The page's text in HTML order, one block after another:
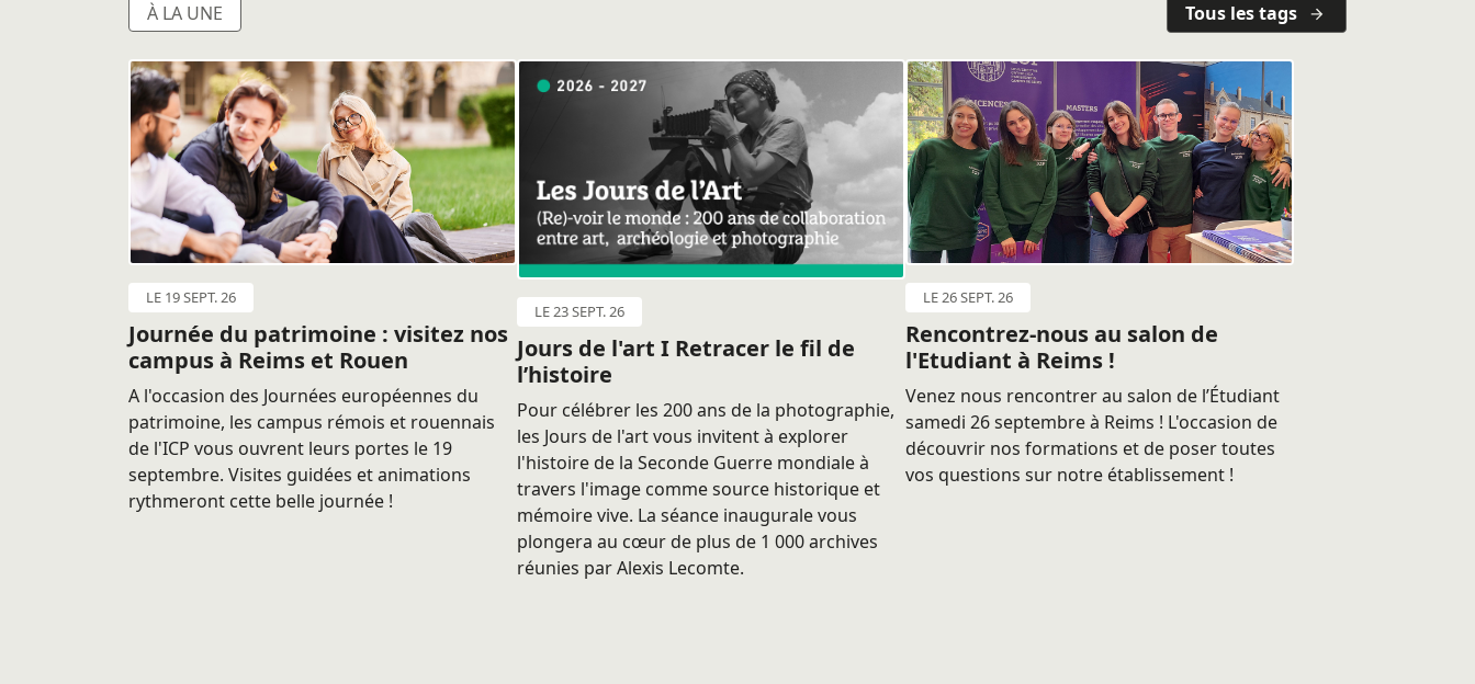
À LA UNE Tous les tags
LE 19 SEPT. 26
Journée du patrimoine : visitez nos
campus à Reims et Rouen
A l'occasion des Journées européennes du
patrimoine, les campus rémois et rouennais
de l'ICP vous ouvrent leurs portes le 19
septembre. Visites guidées et animations
rythmeront cette belle journée !
LE 23 SEPT. 26
Jours de l'art I Retracer le fil de
l’histoire
Pour célébrer les 200 ans de la photographie,
les Jours de l'art vous invitent à explorer
l'histoire de la Seconde Guerre mondiale à
travers l'image comme source historique et
mémoire vive. La séance inaugurale vous
plongera au cœur de plus de 1 000 archives
réunies par Alexis Lecomte.
LE 26 SEPT. 26
Rencontrez-nous au salon de
l'Etudiant à Reims !
Venez nous rencontrer au salon de l’Étudiant
samedi 26 septembre à Reims ! L'occasion de
découvrir nos formations et de poser toutes
vos questions sur notre établissement !